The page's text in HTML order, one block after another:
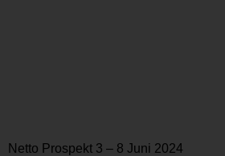
Netto Prospekt 3 – 8 Juni 2024